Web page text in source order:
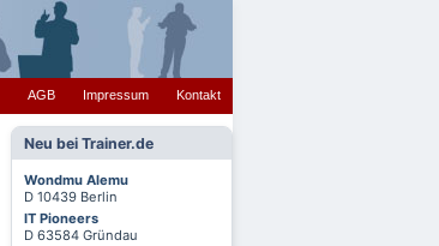
AGB Impressum Kontakt
Neu bei Trainer.de
Wondmu Alemu
D 10439 Berlin
IT Pioneers
D 63584 Gründau